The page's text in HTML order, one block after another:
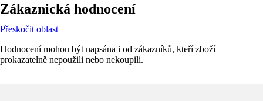
Zákaznická hodnocení
Přeskočit oblast
Hodnocení mohou být napsána i od zákazníků, kteří zboží
prokazatelně nepoužili nebo nekoupili.